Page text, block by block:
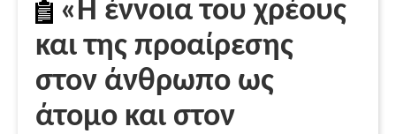
«Η έννοια του χρέους
και της προαίρεσης
στον άνθρωπο ως
άτομο και στον